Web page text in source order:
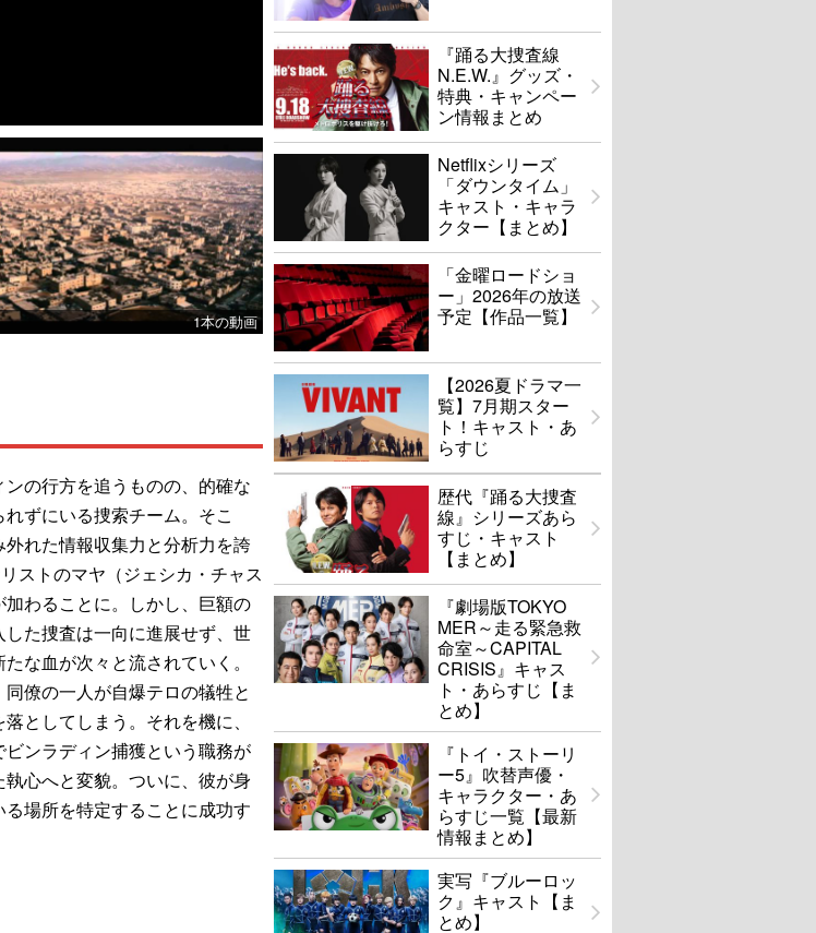
1本の動画
ンの行方を追うものの、的確な
ずにいる捜索チーム。そこ
外れた情報収集力と分析力を誇
ストのマヤ（ジェシカ・チャス
加わることに。しかし、巨額の
した捜査は一向に進展せず、世
な血が次々と流されていく。
同僚の一人が自爆テロの犠牲と
としてしまう。それを機に、
ビンラディン捕獲という職務が
執心へと変貌。ついに、彼が身
る場所を特定することに成功す
『踊る大捜査線
N.E.W.』グッズ・
特典・キャンペー
ン情報まとめ
Netflixシリーズ
「ダウンタイム」
キャスト・キャラ
クター【まとめ】
「金曜ロードショ
ー」2026年の放送
予定【作品一覧】
【2026夏ドラマ一
覧】7月期スター
ト！キャスト・あ
らすじ
歴代『踊る大捜査
線』シリーズあら
すじ・キャスト
【まとめ】
『劇場版TOKYO
MER～走る緊急救
命室～CAPITAL
CRISIS』キャス
ト・あらすじ【ま
とめ】
『トイ・ストーリ
ー5』吹替声優・
キャラクター・あ
らすじ一覧【最新
情報まとめ】
実写『ブルーロッ
ク』キャスト【ま
とめ】